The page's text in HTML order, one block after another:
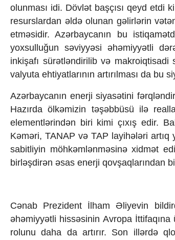
olunması idi. Dövlət başçısı qeyd
resurslardan əldə olunan gəlirlərin
etməsidir. Azərbaycanın bu
yoxsulluğun səviyyəsi əhəmiyyətli
inkişafı sürətləndirilib və
valyuta ehtiyatlarının artırılması da
Azərbaycanın enerji siyasətini
Hazırda ölkəmizin təşəbbüsü ilə
elementlərindən biri kimi çıxış edir.
Kəməri, TANAP və TAP layihələri artıq
sabitliyin möhkəmlənməsinə xidmət
birləşdirən əsas enerji qovşaqlarından
Cənab Prezident İlham Əliyevin
əhəmiyyətli hissəsinin Avropa
rolunu daha da artırır. Son illərdə